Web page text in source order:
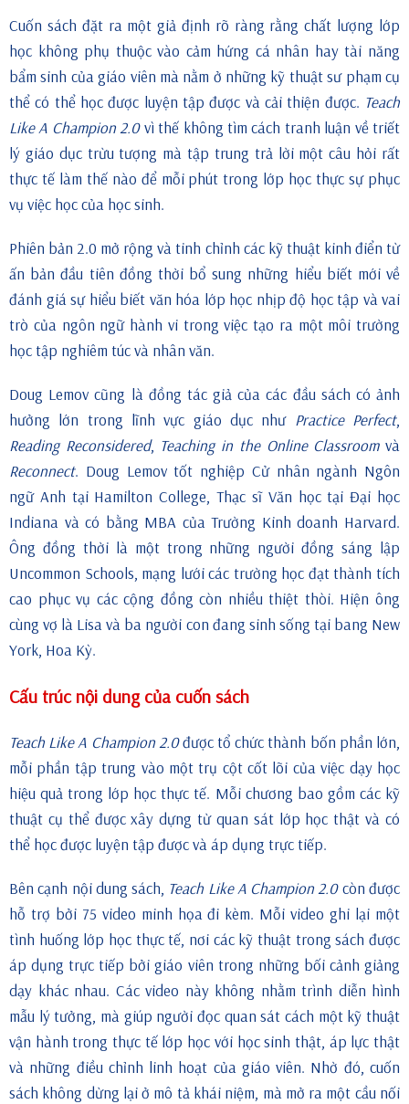
Cuốn sách đặt ra một giả định rõ ràng rằng chất lượng lớp
học không phụ thuộc vào cảm hứng cá nhân hay tài năng
bẩm sinh của giáo viên mà nằm ở những kỹ thuật sư phạm cụ
thể có thể học được luyện tập được và cải thiện được. Teach
Like A Champion 2.0vì thế không tìm cách tranh luận về triết
lý giáo dục trừu tượng mà tập trung trả lời một câu hỏi rất
thực tế làm thế nào để mỗi phút trong lớp học thực sự phục
vụ việc học của học sinh.
Phiên bản 2.0 mở rộng và tinh chỉnh các kỹ thuật kinh điển từ
ấn bản đầu tiên đồng thời bổ sung những hiểu biết mới về
đánh giá sự hiểu biết văn hóa lớp học nhịp độ học tập và vai
trò của ngôn ngữ hành vi trong việc tạo ra một môi trường
học tập nghiêm túc và nhân văn.
Doug Lemov cũng là đồng tác giả của các đầu sách có ảnh
hưởng lớn trong lĩnh vực giáo dục như Practice Perfect,
Reading Reconsidered, Teaching in the Online Classroomvà
Reconnect. Doug Lemov tốt nghiệp Cử nhân ngành Ngôn
ngữ Anh tại Hamilton College, Thạc sĩ Văn học tại Đại học
Indiana và có bằng MBA của Trường Kinh doanh Harvard.
Ông đồng thời là một trong những người đồng sáng lập
Uncommon Schools, mạng lưới các trường học đạt thành tích
cao phục vụ các cộng đồng còn nhiều thiệt thòi. Hiện ông
cùng vợ là Lisa và ba người con đang sinh sống tại bang New
York, Hoa Kỳ.
Cấu trúc nội dung của cuốn sách
Teach Like A Champion 2.0được tổ chức thành bốn phần lớn,
mỗi phần tập trung vào một trụ cột cốt lõi của việc dạy học
hiệu quả trong lớp học thực tế. Mỗi chương bao gồm các kỹ
thuật cụ thể được xây dựng từ quan sát lớp học thật và có
thể học được luyện tập được và áp dụng trực tiếp.
Bên cạnh nội dung sách, Teach Like A Champion 2.0còn được
hỗ trợ bởi 75 video minh họa đi kèm. Mỗi video ghi lại một
tình huống lớp học thực tế, nơi các kỹ thuật trong sách được
áp dụng trực tiếp bởi giáo viên trong những bối cảnh giảng
dạy khác nhau. Các video này không nhằm trình diễn hình
mẫu lý tưởng, mà giúp người đọc quan sát cách một kỹ thuật
vận hành trong thực tế lớp học với học sinh thật, áp lực thật
và những điều chỉnh linh hoạt của giáo viên. Nhờ đó, cuốn
sách không dừng lại ở mô tả khái niệm, mà mở ra một cầu nối